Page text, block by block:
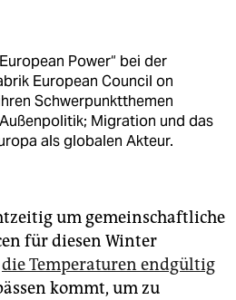
Power“ bei der
European Council on
Schwerpunktthemen
Migration und das
als globalen Akteur.
um gemeinschaftliche
für diesen Winter
die Temperaturen endgültig
kommt, um zu